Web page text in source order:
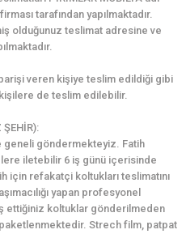
tarafından yapılmaktadır.
olduğunuz teslimat adresine ve
veren kişiye teslim edildiği gibi
de teslim edilebilir.
geneli göndermekteyiz. Fatih
iletebilir 6 iş günü içerisinde
için refakatçi koltukları teslimatını
yapan profesyonel
ettiğiniz koltuklar gönderilmeden
Strech film, patpat